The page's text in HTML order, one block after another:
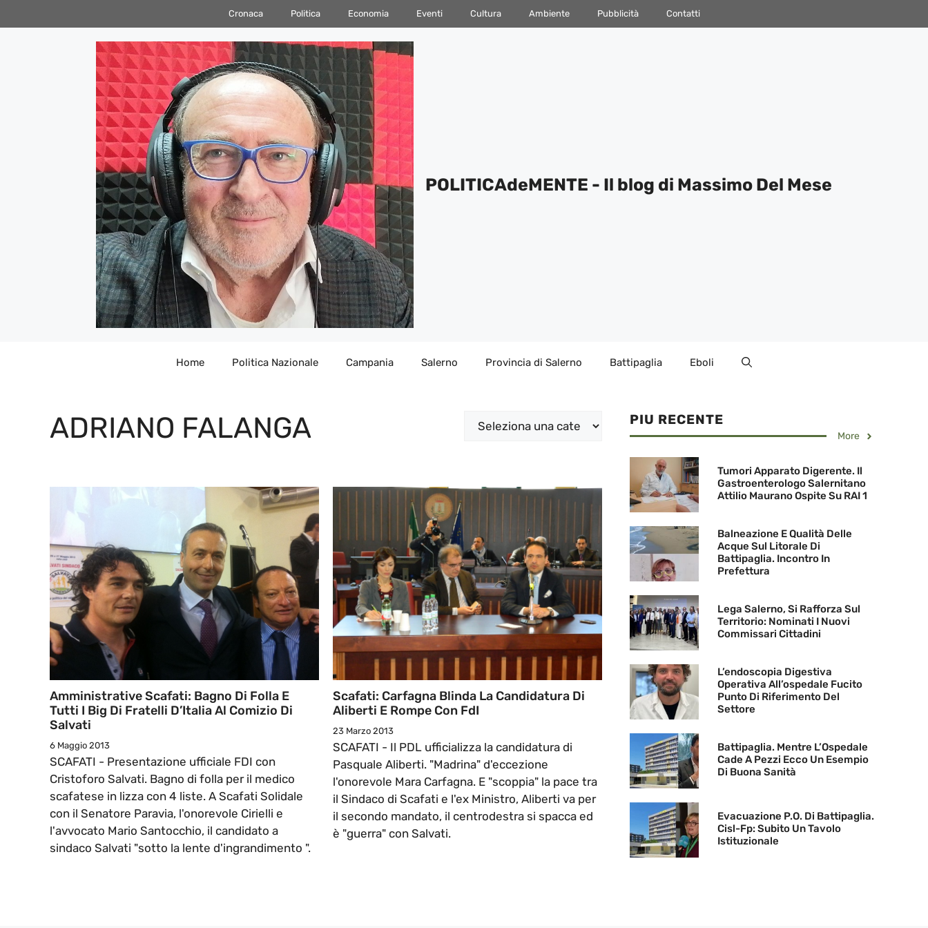
al
Cronaca Politica Economia Eventi Cultura Ambiente Pubblicità Contatti
POLITICAdeMENTE - Il blog di Massimo Del Mese
Home Politica Nazionale Campania Salerno Provincia di Salerno Battipaglia Eboli
ADRIANO FALANGA Categorie
Amministrative Scafati: Bagno Di Folla E
Tutti I Big Di Fratelli D’Italia Al Comizio Di
Salvati
6 Maggio 2013
SCAFATI - Presentazione ufficiale FDI con
Cristoforo Salvati. Bagno di folla per il medico
scafatese in lizza con 4 liste. A Scafati Solidale
con il Senatore Paravia, l'onorevole Cirielli e
l'avvocato Mario Santocchio, il candidato a
sindaco Salvati "sotto la lente d'ingrandimento ".
Scafati: Carfagna Blinda La Candidatura Di
Aliberti E Rompe Con FdI
23 Marzo 2013
SCAFATI - Il PDL ufficializza la candidatura di
Pasquale Aliberti. "Madrina" d'eccezione
l'onorevole Mara Carfagna. E "scoppia" la pace tra
il Sindaco di Scafati e l'ex Ministro, Aliberti va per
il secondo mandato, il centrodestra si spacca ed
è "guerra" con Salvati.
PIU RECENTE
More
Tumori Apparato Digerente. Il
Gastroenterologo Salernitano
Attilio Maurano Ospite Su RAI 1
Balneazione E Qualità Delle
Acque Sul Litorale Di
Battipaglia. Incontro In
Prefettura
Lega Salerno, Si Rafforza Sul
Territorio: Nominati I Nuovi
Commissari Cittadini
L’endoscopia Digestiva
Operativa All’ospedale Fucito
Punto Di Riferimento Del
Settore
Battipaglia. Mentre L’Ospedale
Cade A Pezzi Ecco Un Esempio
Di Buona Sanità
Evacuazione P.O. Di Battipaglia.
Cisl-Fp: Subito Un Tavolo
Istituzionale